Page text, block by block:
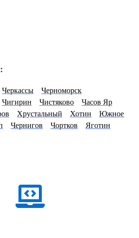
Черкассы
Черноморск
Чигирин Чистяково
Часов Яр
Хрустальный Хотин
Южное
Чернигов Чортков
Яготин